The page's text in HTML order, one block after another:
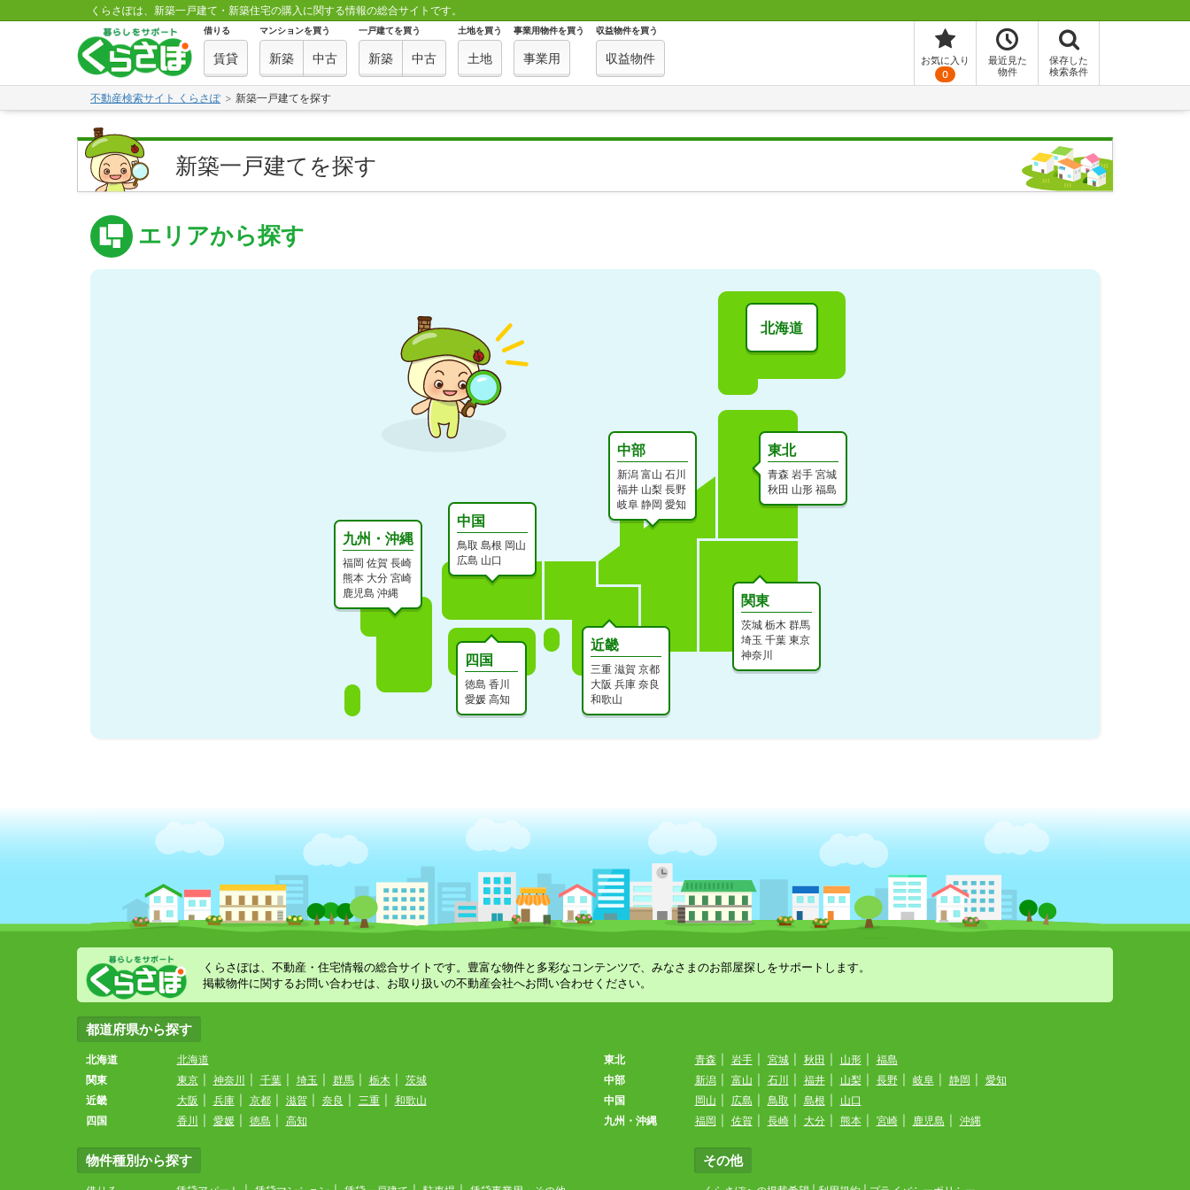
くらさぽは、新築一戸建て・新築住宅の購入に関する情報の総合サイトです。
借りる
賃貸
マンションを買う
新築 中古
一戸建てを買う
新築 中古
土地を買う
土地
事業用物件を買う
事業用
収益物件を買う
収益物件
お気に入り
0
最近見た
物件
保存した
検索条件
不動産検索サイト くらさぽ 新築一戸建てを探す
新築一戸建てを探す
エリアから探す
東北
青森 岩手 宮城
秋田 山形 福島
関東
茨城 栃木 群馬
埼玉 千葉 東京
神奈川
中部
新潟 富山 石川
福井 山梨 長野
岐阜 静岡 愛知
近畿
三重 滋賀 京都
大阪 兵庫 奈良
和歌山
中国
鳥取 島根 岡山
広島 山口
四国
徳島 香川
愛媛 高知
九州・沖縄
福岡 佐賀 長崎
熊本 大分 宮崎
鹿児島 沖縄
北海道
くらさぽは、不動産・住宅情報の総合サイトです。豊富な物件と多彩なコンテンツで、みなさまのお部屋探しをサポートします。
掲載物件に関するお問い合わせは、お取り扱いの不動産会社へお問い合わせください。
都道府県から探す
北海道 北海道 東北 青森 岩手 宮城 秋田 山形
福島
関東
東京 神奈川 千葉 埼玉 群馬 栃木 茨城 中部 新潟 富山 石川 福井 山梨 長野 岐阜 静岡
愛知
近畿
大阪 兵庫 京都 滋賀 奈良 三重 和歌山 中国 岡山 広島 鳥取 島根
山口
四国
香川 愛媛 徳島 高知 九州・沖縄 福岡 佐賀 長崎 大分 熊本 宮崎 鹿児島 沖縄
物件種別から探す その他